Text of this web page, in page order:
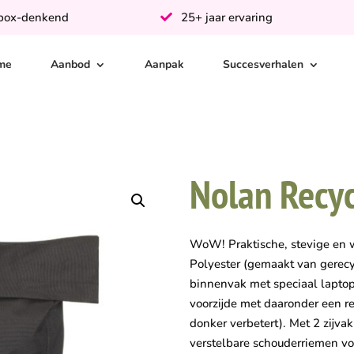
denkend 25+ jaar ervaring
Aanbod Aanpak Succesverhalen
Nolan
WoW! Praktische, stevige en
Polyester (gemaakt van
binnenvak met speciaal
voorzijde met daaronder een
donker verbetert). Met 2
verstelbare schouderriemen